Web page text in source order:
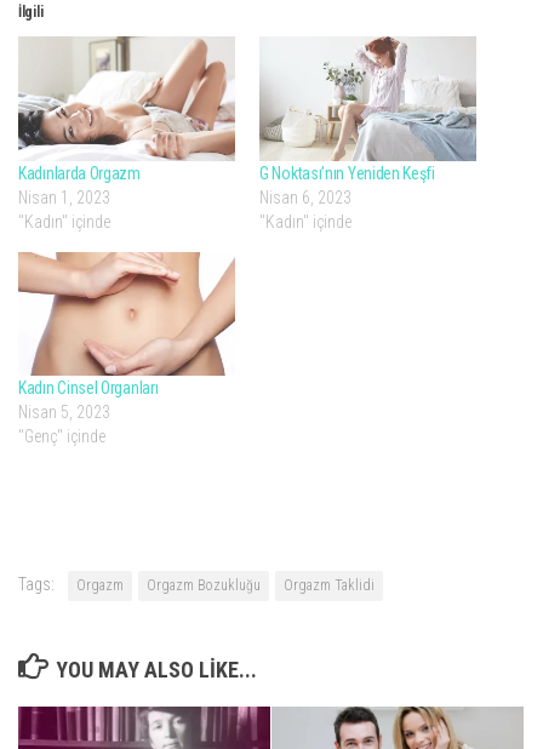
İlgili
Kadınlarda Orgazm
Nisan 1, 2023
"Kadın" içinde
G Noktası’nın Yeniden Keşfi
Nisan 6, 2023
"Kadın" içinde
Kadın Cinsel Organları
Nisan 5, 2023
"Genç" içinde
Tags: Orgazm Orgazm Bozukluğu Orgazm Taklidi
YOU MAY ALSO LIKE...